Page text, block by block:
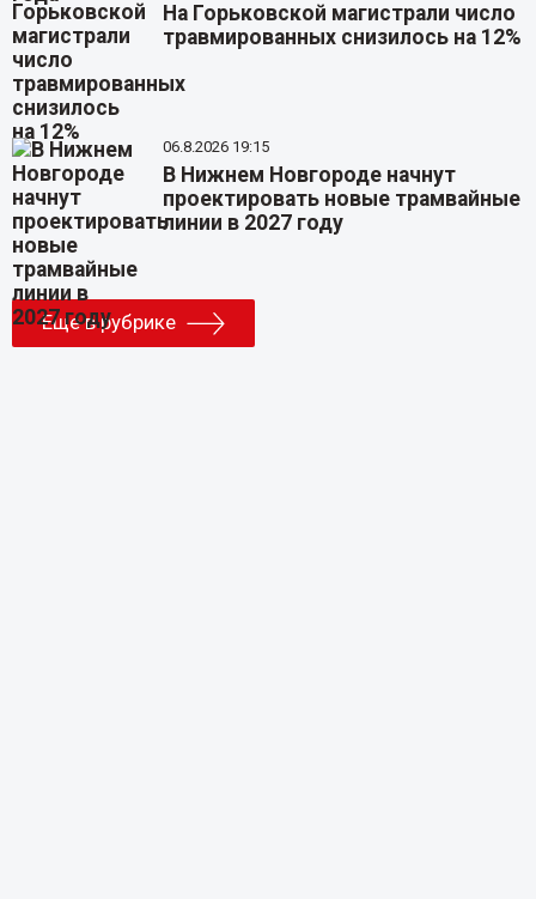
На Горьковской магистрали число
травмированных снизилось на 12%
06.8.2026 19:15
В Нижнем Новгороде начнут
проектировать новые трамвайные
линии в 2027 году
Еще в рубрике